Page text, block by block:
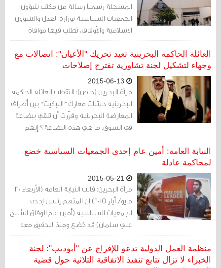
المسجلة رسمياً،رسالة من مكتب شؤون
الجمعيات السياسية بوزارة العدل والشؤون
الاسلامية والأوقاف، تطلب فيها موافاة
الوزارة بما يفيد تقديم كشوف الذمم المالية
لأعضاء قيادات الجمعيات.
العائلة الحاكمة البحرينية تعيد تحريك "الأعيان": اتصالات مع
وجهاء لتشكيل لجنة تشاورية تقترح إصلاحات
مرآة البحرين (خاص): التقطت العائلة الحاكمة
البحرينية حيثيات معارك "التبكيت" بين أطراف
المعارضة البحرينية وقرّرت أن تلقي ببضاعة
في السوق. ما هي هذه البضاعة؟ إنهم
"الأعيان" مرّة أخرى.
النيابة العامة: أمين عام إحدى الجمعيات السياسية خضع
لمحاكمة عادلة
مرآة البحرين: قالت النيابة العامة (الأربعاء 20
مايو/ أيار 2015) إن المتهم رئيس إحدى
الجمعيات السياسية (أمين عام الوفاق الشيخ
علي سلمان) قد خضع ومنذ التحقيق معه،
وحتى محاكمته إلى قانون الإجراءات الجنائية،
الذي كفل له شأنه شأن غيره من المتهمين
كافة الضمانات القانونية للوصول به إلى
منظمة العمل الدولية تدعو للإفراج عن "أبوديب": لجنة
الخبراء لا تزال تتابع تنفيذ الاتفاقية الثلاثية حول قضية